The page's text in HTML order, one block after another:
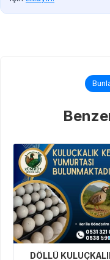
DÖLLÜ